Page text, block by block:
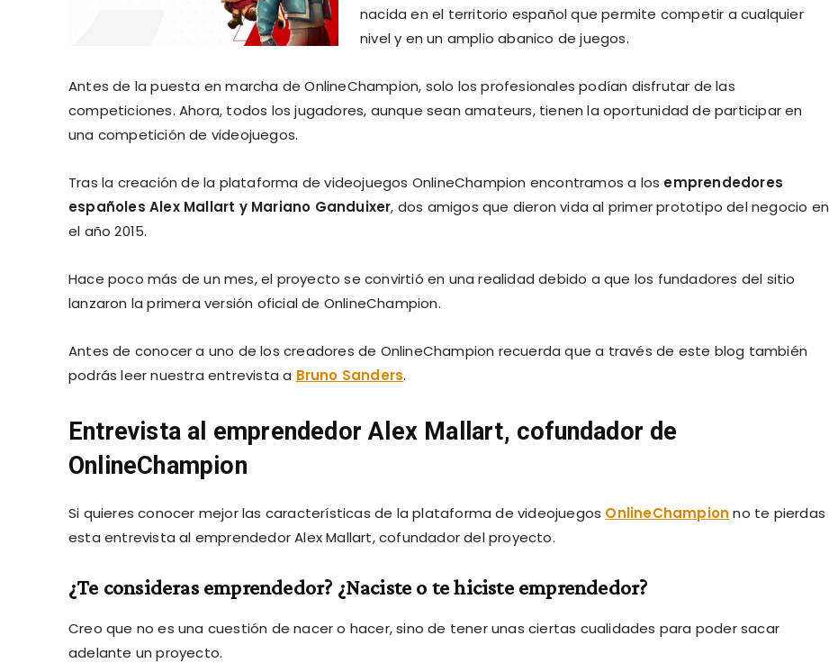
nacida en el territorio español que permite competir a cualquier
nivel y en un amplio abanico de juegos.
Antes de la puesta en marcha de OnlineChampion, solo los profesionales podían disfrutar de las
competiciones. Ahora, todos los jugadores, aunque sean amateurs, tienen la oportunidad de participar en
una competición de videojuegos.
Tras la creación de la plataforma de videojuegos OnlineChampion encontramos a los emprendedores
españoles Alex Mallart y Mariano Ganduixer, dos amigos que dieron vida al primer prototipo del negocio en
el año 2015.
Hace poco más de un mes, el proyecto se convirtió en una realidad debido a que los fundadores del sitio
lanzaron la primera versión oficial de OnlineChampion.
Antes de conocer a uno de los creadores de OnlineChampion recuerda que a través de este blog también
podrás leer nuestra entrevista a Bruno Sanders.
Entrevista al emprendedorAlex Mallart, cofundador de
OnlineChampion
Si quieres conocer mejor las características de la plataforma de videojuegos OnlineChampion no te pierdas
esta entrevista al emprendedor Alex Mallart, cofundador del proyecto.
¿Te consideras emprendedor? ¿Naciste o te hiciste emprendedor?
Creo que no es una cuestión de nacer o hacer, sino de tener unas ciertas cualidades para poder sacar
adelante un proyecto.